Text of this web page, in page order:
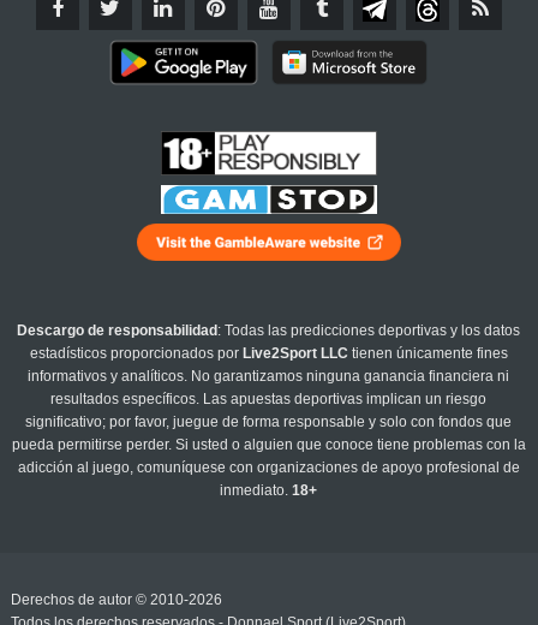
Descargo de responsabilidad : Todas las predicciones deportivas y los datos
estadísticos proporcionados por Live2Sport LLC tienen únicamente fines
informativos y analíticos. No garantizamos ninguna ganancia financiera ni
resultados específicos. Las apuestas deportivas implican un riesgo
significativo; por favor, juegue de forma responsable y solo con fondos que
pueda permitirse perder. Si usted o alguien que conoce tiene problemas con la
adicción al juego, comuníquese con organizaciones de apoyo profesional de
inmediato.18+
Derechos de autor © 2010-2026